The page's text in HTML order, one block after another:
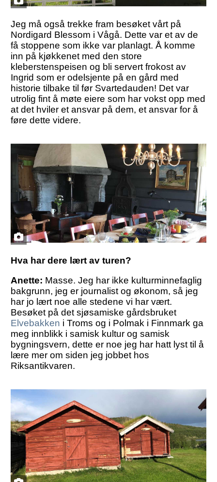
Jeg må også trekke fram besøket vårt på
Nordigard Blessom i Vågå. Dette var et av de
få stoppene som ikke var planlagt. Å komme
inn på kjøkkenet med den store
kleberstenspeisen og bli servert frokost av
Ingrid som er odelsjente på en gård med
historie tilbake til før Svartedauden! Det var
utrolig fint å møte eiere som har vokst opp med
at det hviler et ansvar på dem, et ansvar for å
føre dette videre.
Hva har dere lært av turen?
Anette: Masse. Jeg har ikke kulturminnefaglig
bakgrunn, jeg er journalist og økonom, så jeg
har jo lært noe alle stedene vi har vært.
Besøket på det sjøsamiske gårdsbruket
Elvebakken i Troms og i Polmak i Finnmark ga
meg innblikk i samisk kultur og samisk
bygningsvern, dette er noe jeg har hatt lyst til å
lære mer om siden jeg jobbet hos
Riksantikvaren.